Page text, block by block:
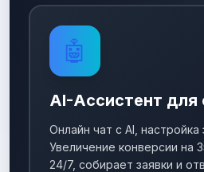
🤖
AI-Ассистент для
Онлайн чат с AI, настройка
Увеличение конверсии на
24/7, собирает заявки и